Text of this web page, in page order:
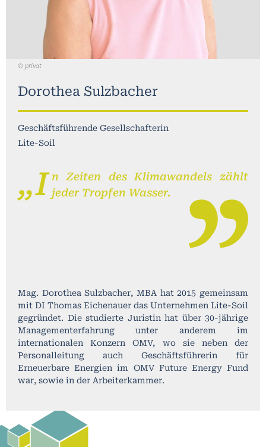
© privat
Dorothea Sulzbacher
Geschäftsführende Gesellschafterin
Lite-Soil
„I n Zeiten des Klimawandels zählt
jeder Tropfen Wasser.
Mag. Dorothea Sulzbacher, MBA hat 2015 gemeinsam
mit DI Thomas Eichenauer das Unternehmen Lite-Soil
gegründet. Die studierte Juristin hat über 30-jährige
Managementerfahrung unter anderem im
internationalen Konzern OMV, wo sie neben der
Personalleitung auch Geschäftsführerin für
Erneuerbare Energien im OMV Future Energy Fund
war, sowie in der Arbeiterkammer.